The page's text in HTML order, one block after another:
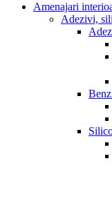
Amenajari
Adezivi,